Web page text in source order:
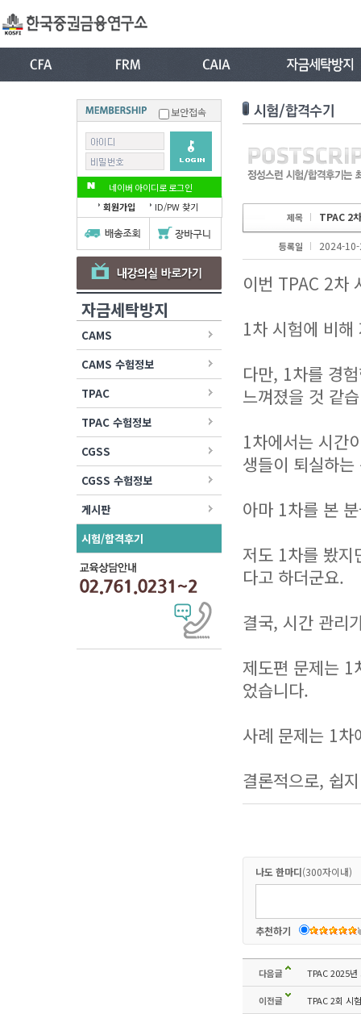
보안접속
네이버 아이디로 로그인
회원가입
ID/PW 찾기
자금세탁방지
CAMS
CAMS 수험정보
TPAC
TPAC 수험정보
CGSS
CGSS 수험정보
게시판
시험/합격후기
제목 TPAC 2
등록일 2024-
이번 TPAC 2차
1차 시험에 비
다만, 1차를 경
느껴졌을 것 같
1차에서는 시간
생들이 퇴실하
아마 1차를 본
저도 1차를 봤지
다고 하더군요.
결국, 시간 관리
제도편 문제는 1
었습니다.
사례 문제는 1차
결론적으로, 쉽
나도 한마디(300자이내)
추천하기
다음글 TPAC 2025년
이전글 TPAC 2회 시